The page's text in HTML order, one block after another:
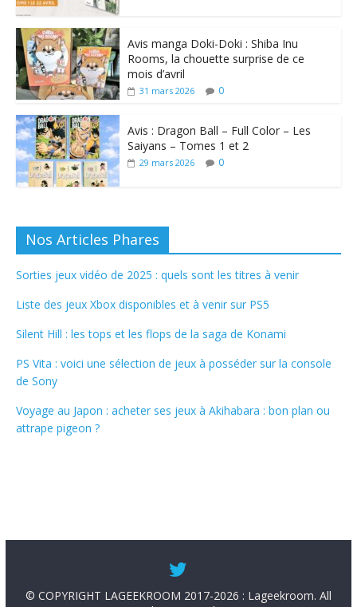
Avis manga Doki-Doki : Shiba Inu
Rooms, la chouette surprise de ce
mois d’avril
31 mars 2026 0
Avis : Dragon Ball – Full Color – Les
Saiyans – Tomes 1 et 2
29 mars 2026 0
Nos Articles Phares
Sorties jeux vidéo de 2025 : quels sont les titres à venir
Liste des jeux Xbox disponibles et à venir sur PS5
Silent Hill : les tops et les flops de la saga de Konami
PS Vita : voici une sélection de jeux à posséder sur la console
de Sony
Voyage au Japon : acheter ses jeux à Akihabara : bon plan ou
attrape pigeon ?
© COPYRIGHT LAGEEKROOM 2017-2026 : Lageekroom. All